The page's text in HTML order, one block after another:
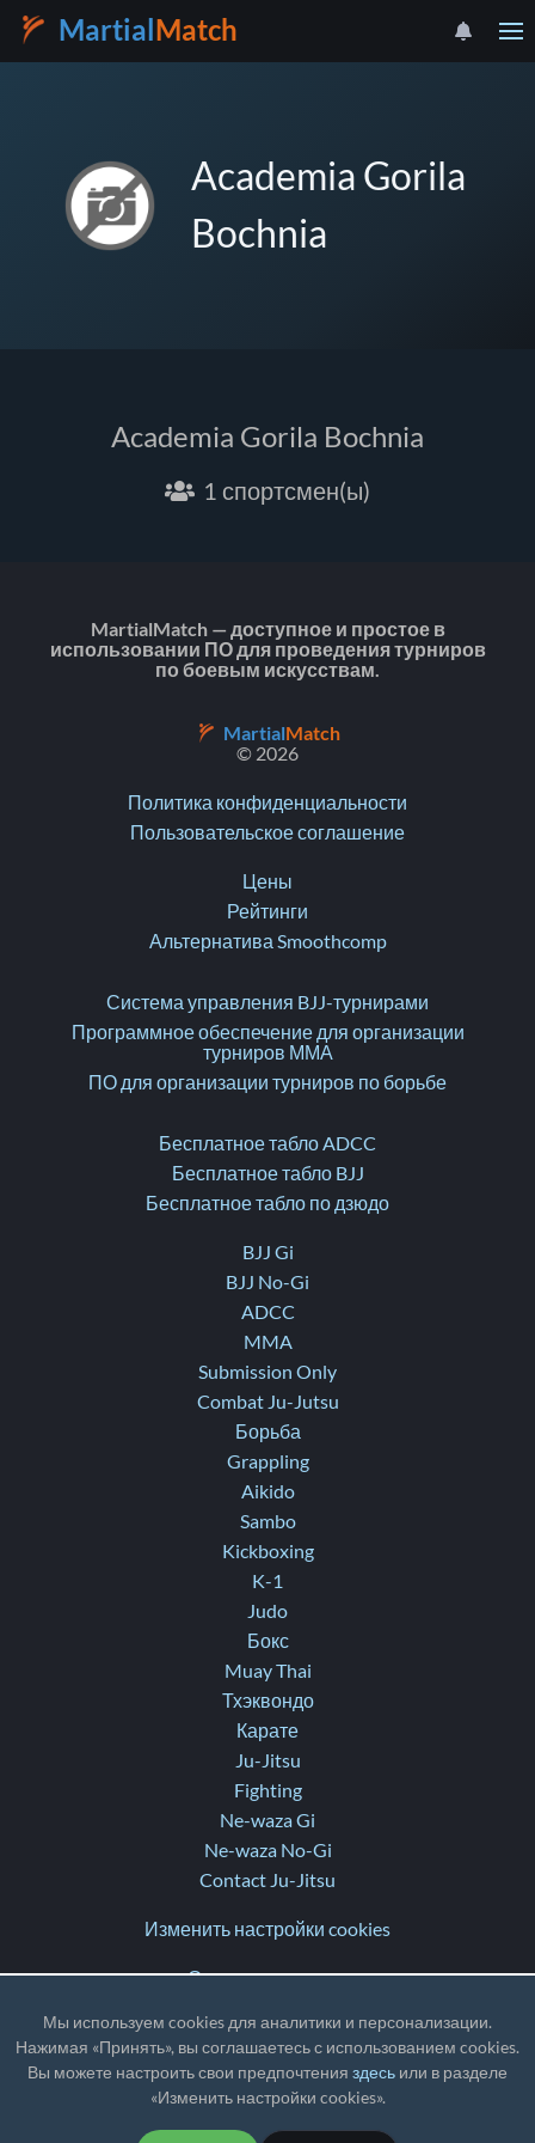
Martial Match
Academia Gorila
Bochnia
Academia Gorila Bochnia
1 спортсмен(ы)
Мы используем cookies для аналитики и персонализации.
Нажимая «Принять», вы соглашаетесь с использованием cookies.
Вы можете настроить свои предпочтения здесь или в разделе
«Изменить настройки cookies».
MartialMatch — доступное и простое в
использовании ПО для проведения турниров
по боевым искусствам.
MartialMatch
© 2026
Политика конфиденциальности
Пользовательское соглашение
Цены
Рейтинги
Альтернатива Smoothcomp
Система управления BJJ-турнирами
Программное обеспечение для организации
турниров ММА
ПО для организации турниров по борьбе
Бесплатное табло ADCC
Бесплатное табло BJJ
Бесплатное табло по дзюдо
BJJ Gi
BJJ No-Gi
ADCC
MMA
Submission Only
Combat Ju-Jutsu
Борьба
Grappling
Aikido
Sambo
Kickboxing
K-1
Judo
Бокс
Muay Thai
Тхэквондо
Карате
Ju-Jitsu
Fighting
Ne-waza Gi
Ne-waza No-Gi
Contact Ju-Jitsu
Изменить настройки cookies
Свяжитесь с нами
Заметки о выпуске
TZ : UTC